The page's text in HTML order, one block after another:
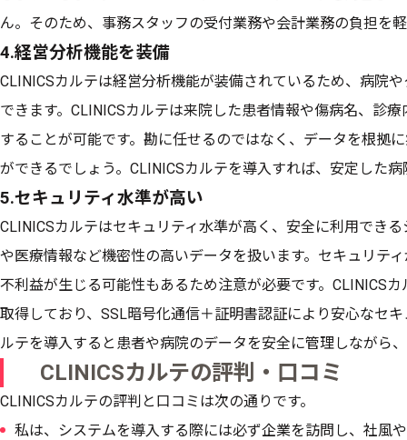
ん。そのため、事務スタッフの受付業務や会計業務の負担を
4.経営分析機能を装備
CLINICSカルテは経営分析機能が装備されているため、病院
できます。CLINICSカルテは来院した患者情報や傷病名、診
することが可能です。勘に任せるのではなく、データを根拠
ができるでしょう。CLINICSカルテを導入すれば、安定した
5.セキュリティ水準が高い
CLINICSカルテはセキュリティ水準が高く、安全に利用でき
や医療情報など機密性の高いデータを扱います。セキュリテ
不利益が生じる可能性もあるため注意が必要です。CLINICS
取得しており、SSL暗号化通信＋証明書認証により安心なセ
ルテを導入すると患者や病院のデータを安全に管理しながら
CLINICSカルテの評判・口コミ
CLINICSカルテの評判と口コミは次の通りです。
私は、システムを導入する際には必ず企業を訪問し、社風